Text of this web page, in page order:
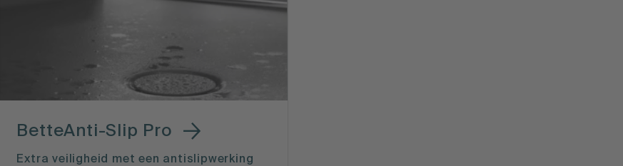
BetteAnti-Slip Pro
Extra veiligheid met een antislipwerking